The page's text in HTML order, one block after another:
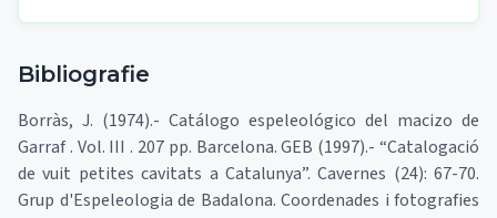
Bibliografie
Borràs, J. (1974).- Catálogo espeleológico del macizo de
Garraf . Vol. III . 207 pp. Barcelona. GEB (1997).- “Catalogació
de vuit petites cavitats a Catalunya”. Cavernes (24): 67-70.
Grup d'Espeleologia de Badalona. Coordenades i fotografies